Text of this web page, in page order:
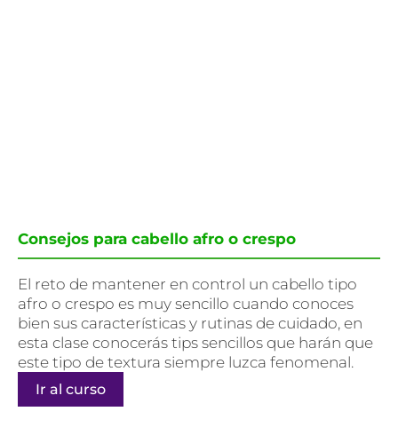
Consejos para cabello afro o crespo
El reto de mantener en control un cabello tipo
afro o crespo es muy sencillo cuando conoces
bien sus características y rutinas de cuidado, en
esta clase conocerás tips sencillos que harán que
este tipo de textura siempre luzca fenomenal.
Ir al curso